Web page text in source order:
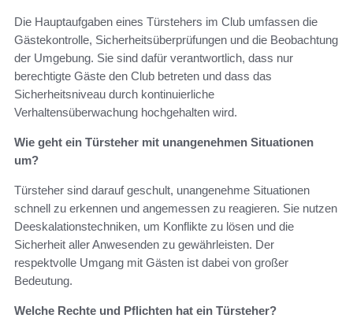
Die Hauptaufgaben eines Türstehers im Club umfassen die
Gästekontrolle, Sicherheitsüberprüfungen und die Beobachtung
der Umgebung. Sie sind dafür verantwortlich, dass nur
berechtigte Gäste den Club betreten und dass das
Sicherheitsniveau durch kontinuierliche
Verhaltensüberwachung hochgehalten wird.
Wie geht ein Türsteher mit unangenehmen Situationen
um?
Türsteher sind darauf geschult, unangenehme Situationen
schnell zu erkennen und angemessen zu reagieren. Sie nutzen
Deeskalationstechniken, um Konflikte zu lösen und die
Sicherheit aller Anwesenden zu gewährleisten. Der
respektvolle Umgang mit Gästen ist dabei von großer
Bedeutung.
Welche Rechte und Pflichten hat ein Türsteher?